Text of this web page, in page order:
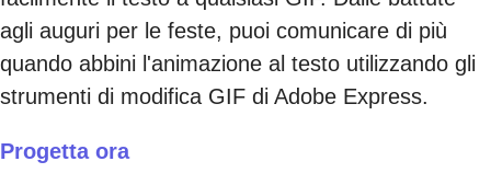
agli auguri per le feste, puoi comunicare di più
quando abbini l'animazione al testo utilizzando gli
strumenti di modifica GIF di Adobe Express.
Progetta ora